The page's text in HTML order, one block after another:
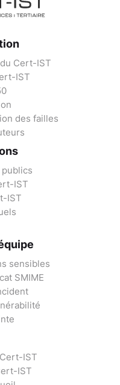
Cert-IST
IST
des failles
IST
IST
sensibles
SMIME
IST
IST